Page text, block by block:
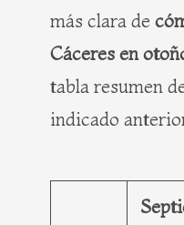
más clara de
Cáceres en
tabla resumen
indicado